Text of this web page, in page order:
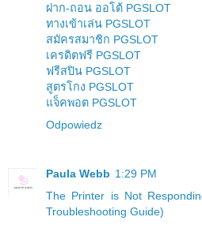
ฝาก-ถอน ออโต้ PGSLOT
ทางเข้าเล่น PGSLOT
สมัครสมาชิก PGSLOT
เครดิตฟรี PGSLOT
ฟรีสปิน PGSLOT
สูตรโกง PGSLOT
แจ็คพอต PGSLOT
Odpowiedz
Paula Webb 1:29 PM
The Printer is Not
Troubleshooting Guide)